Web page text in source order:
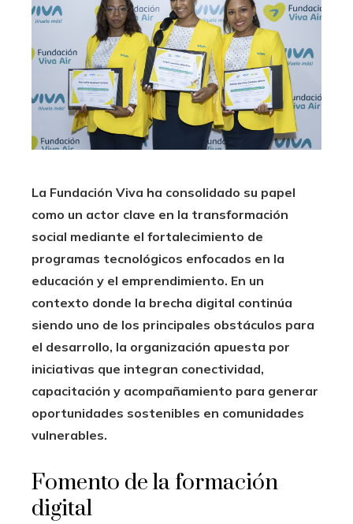
La Fundación Viva ha consolidado su papel
como un actor clave en la transformación
social mediante el fortalecimiento de
programas tecnológicos enfocados en la
educación y el emprendimiento. En un
contexto donde la brecha digital continúa
siendo uno de los principales obstáculos para
el desarrollo, la organización apuesta por
iniciativas que integran conectividad,
capacitación y acompañamiento para generar
oportunidades sostenibles en comunidades
vulnerables.
Fomento de la formación
digital